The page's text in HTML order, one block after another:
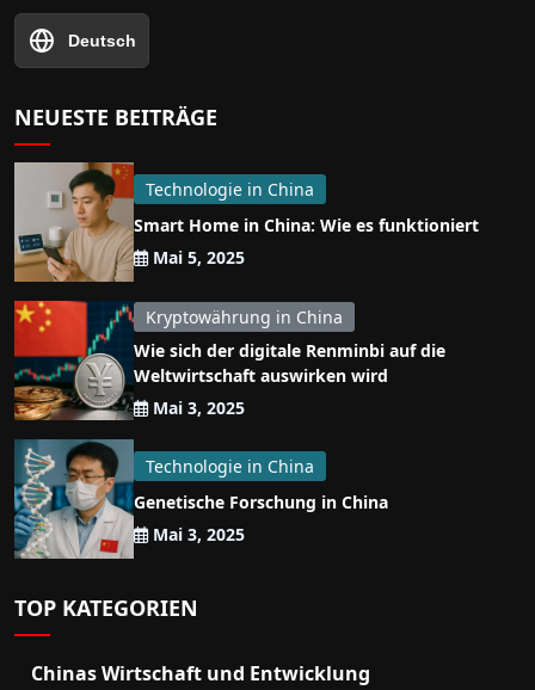
Deutsch
NEUESTE BEITRÄGE
Technologie in China
Smart Home in China: Wie es funktioniert
Mai 5, 2025
Kryptowährung in China
Wie sich der digitale Renminbi auf die
Weltwirtschaft auswirken wird
Mai 3, 2025
Technologie in China
Genetische Forschung in China
Mai 3, 2025
TOP KATEGORIEN
Chinas Wirtschaft und Entwicklung